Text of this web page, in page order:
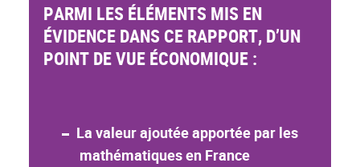
PARMI LES ÉLÉMENTS MIS EN
ÉVIDENCE DANS CE RAPPORT, D’UN
POINT DE VUE ÉCONOMIQUE :
La valeur ajoutée apportée par les
mathématiques en France